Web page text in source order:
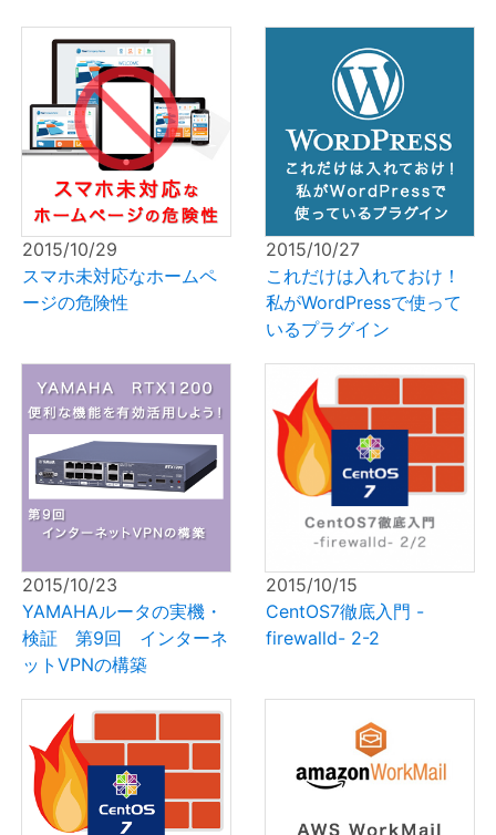
2015/10/29
スマホ未対応なホームペ
ージの危険性
2015/10/27
これだけは入れておけ！
私がWordPressで使って
いるプラグイン
2015/10/23
YAMAHAルータの実機・
検証 第9回 インターネ
ットVPNの構築
2015/10/15
CentOS7徹底入門 -
firewalld- 2-2